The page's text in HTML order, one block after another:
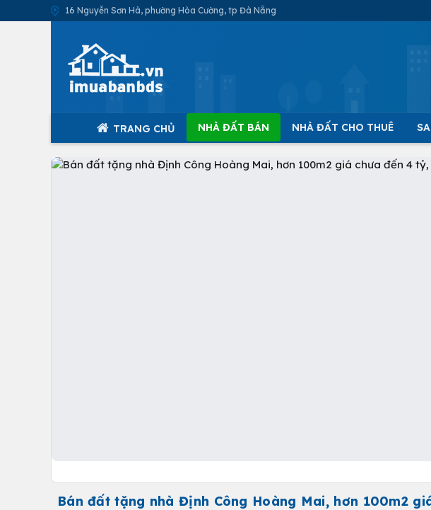
16 Nguyễn Sơn Hà, phường Hòa Cường, tp Đà Nẵng
TRANG CHỦ NHÀ ĐẤT BÁN NHÀ ĐẤT CHO THUÊ
Bán đất tặng nhà Định Công Hoàng Mai, hơn 100m2